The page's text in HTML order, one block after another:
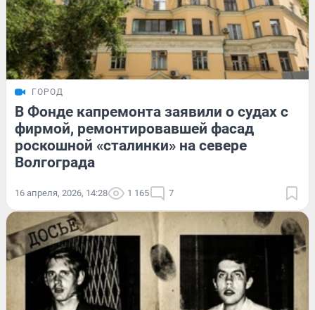
ГОРОД
В Фонде капремонта заявили о судах с
фирмой, ремонтировавшей фасад
роскошной «сталинки» на севере
Волгограда
16 апреля, 2026, 14:28 1 165 7